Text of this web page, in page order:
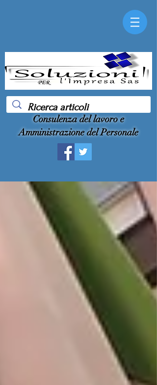
Consulenza del lavoro e
Amministrazione del Personale